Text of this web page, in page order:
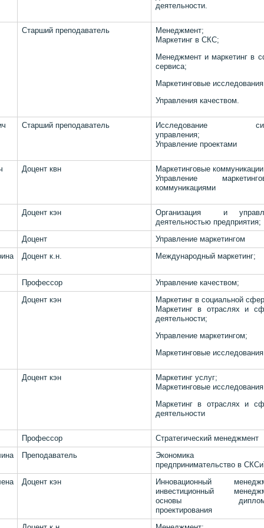
деятельности.
Старший преподаватель
Менеджмент;
Маркетинг в СКС;
Менеджмент и маркетинг в
сервиса;
Маркетинговые
Управления качеством.
Старший преподаватель
Исследование
управления;
Управление проектами
Доцент квн
Маркетинговые
Управление
коммуникациями
Доцент кэн
Организация и
деятельностью предприятия;
Доцент
Управление маркетингом
Доцент к.н. Международный маркетинг;
Профессор
Управление качеством;
Доцент кэн
Маркетинг в социальной
Маркетинг в отраслях и
деятельности;
Управление маркетингом;
Маркетинговые исследования
Доцент кэн
Маркетинг услуг;
Маркетинговые
Маркетинг в отраслях и
деятельности
Профессор
Стратегический менеджмент
Преподаватель
предпринимательство в
Доцент кэн
Инновационный
инвестиционный
основы
проектирования